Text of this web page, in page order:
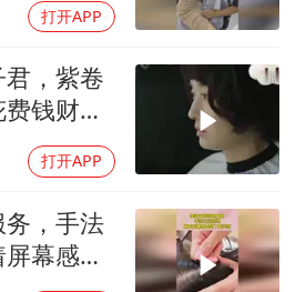
中国经济展现强大韧性和活力
打开APP
，紫卷
钱财数
打开APP
，手法
幕感受